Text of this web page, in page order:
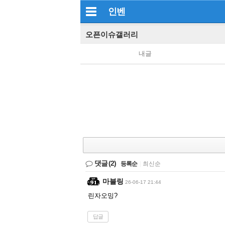
인벤
오픈이슈갤러리
내글
댓글(2) 등록순 최신순
마블링 26-06-17 21:44
린자오밍?
답글